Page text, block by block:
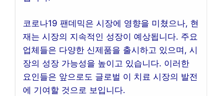
코로나19 팬데믹은 시장에 영향을 미쳤으나, 현
재는 시장의 지속적인 성장이 예상됩니다. 주요
업체들은 다양한 신제품을 출시하고 있으며, 시
장의 성장 가능성을 높이고 있습니다. 이러한
요인들은 앞으로도 글로벌 이 치료 시장의 발전
에 기여할 것으로 보입니다.